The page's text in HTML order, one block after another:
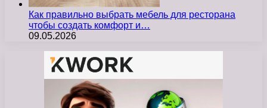
Как правильно выбрать мебель для ресторана
чтобы создать комфорт и…
09.05.2026